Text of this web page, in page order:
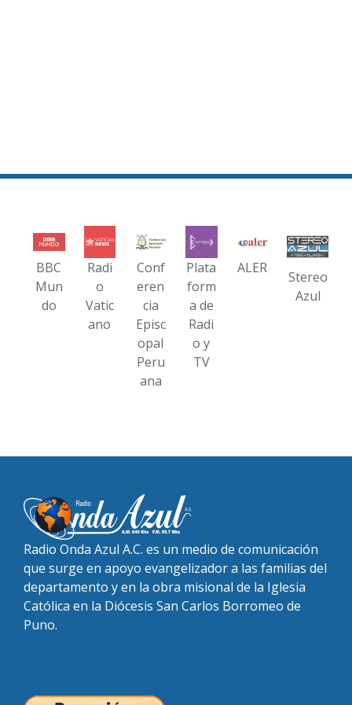
BBC
Mun
do
Radi
o
Vatic
ano
Conf
eren
cia
Episc
opal
Peru
ana
Plata
form
a de
Radi
o y
TV
ALER
Stereo
Azul
Radio Onda Azul A.C. es un medio de comunicación
que surge en apoyo evangelizador a las familias del
departamento y en la obra misional de la Iglesia
Católica en la Diócesis San Carlos Borromeo de
Puno.